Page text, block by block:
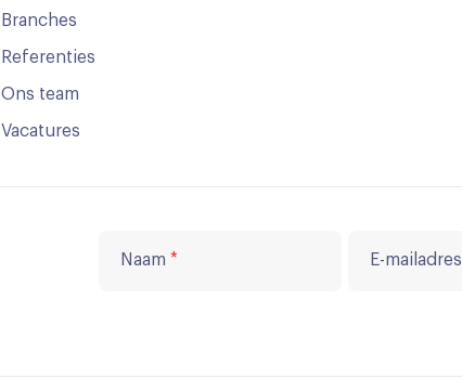
Branches
Referenties
Ons team
Vacatures
Naam * E-mailadres